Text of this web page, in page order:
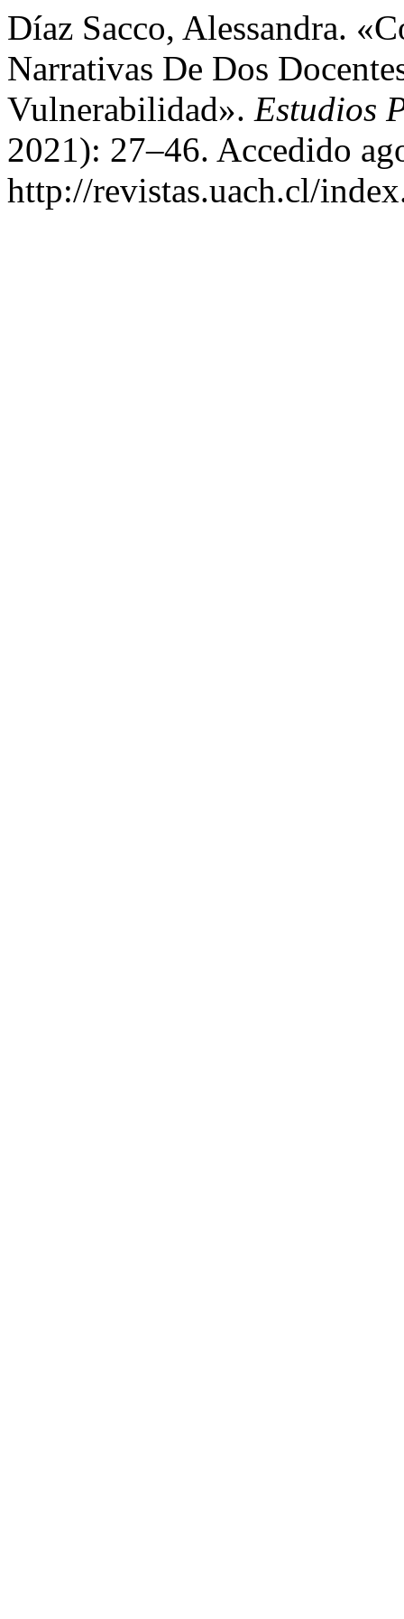
Díaz Sacco, Alessandra.
Narrativas De Dos
Vulnerabilidad». Estudios
2021): 27–46. Accedido
http://revistas.uach.cl/